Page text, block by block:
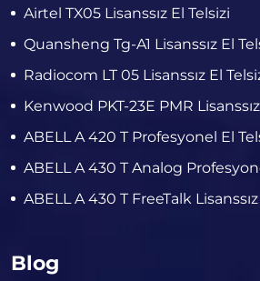
Airtel TX05 Lisanssız El Telsizi
Quansheng Tg-A1 Lisanssız El
Radiocom LT 05 Lisanssız El
Kenwood PKT-23E PMR
ABELL A 420 T Profesyonel El
ABELL A 430 T Analog
ABELL A 430 T FreeTalk
Blog